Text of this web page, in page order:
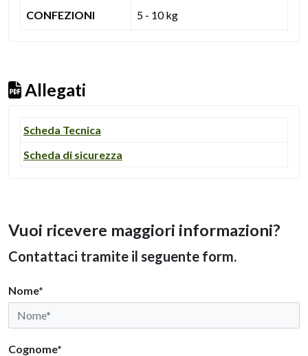
CONFEZIONI 5 - 10 kg
Allegati
Scheda Tecnica
Scheda di sicurezza
Vuoi ricevere maggiori informazioni?
Contattaci tramite il seguente form.
Nome*
Cognome*